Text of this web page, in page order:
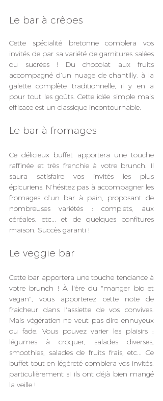
Le bar à crêpes
Cette spécialité bretonne comblera vos
invités de par sa variété de garnitures salées
ou sucrées ! Du chocolat aux fruits
accompagné d’un nuage de chantilly, à la
galette complète traditionnelle, il y en a
pour tout les goûts. Cette idée simple mais
efficace est un classique incontournable.
Le bar à fromages
Ce délicieux buffet apportera une touche
raffinée et très frenchie à votre brunch. Il
saura satisfaire vos invités les plus
épicuriens. N’hésitez pas à accompagner les
fromages d’un bar à pain, proposant de
nombreuses variétés : complets, aux
céréales, etc... et de quelques confitures
maison. Succès garanti !
Le veggie bar
Cette bar apportera une touche tendance à
votre brunch ! À l'ère du "manger bio et
vegan", vous apporterez cette note de
fraicheur dans l'assiette de vos convives.
Mais végératien ne veut pas dire ennuyeux
ou fade. Vous pouvez varier les plaisirs :
légumes à croquer, salades diverses,
smoothies, salades de fruits frais, etc... Ce
buffet tout en légèreté comblera vos invités,
particulièrement si ils ont déjà bien mangé
la veille !